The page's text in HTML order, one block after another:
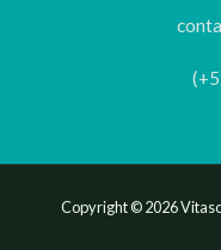
Copyright © 2026